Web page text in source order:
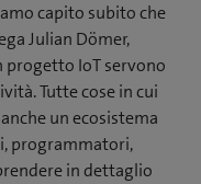
capito subito che
Julian Dömer,
progetto IoT servono
Tutte cose in cui
un ecosistema
programmatori,
in dettaglio